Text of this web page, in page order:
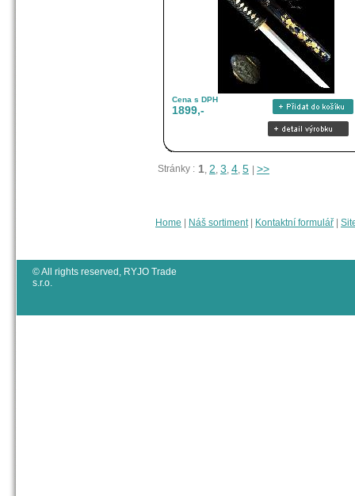
Cena s DPH
1899,-
Stránky : 1, 2, 3, 4, 5 >>
Home Náš sortiment| Kontaktní formulář
© All rights reserved, RYJO Trade
s.r.o.